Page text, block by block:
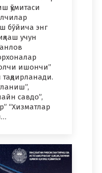
қўмитаси
бўйича энг
учун
ишончи”
савдо”,
“Хизматлар